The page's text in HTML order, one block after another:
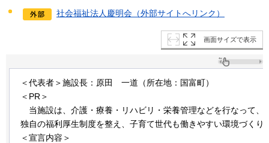
社会福祉法人慶明会（外部サイトへリンク）
画面サイズで表示
＜代表者＞施設長：原田 一道 （所在地：国富町）
＜PR＞
当施設は、介護・療養・リハビリ・栄養管理などを行なって、
独自の福利厚生制度を整え、子育て世代も働きやすい環境づくり
＜宣言内容＞